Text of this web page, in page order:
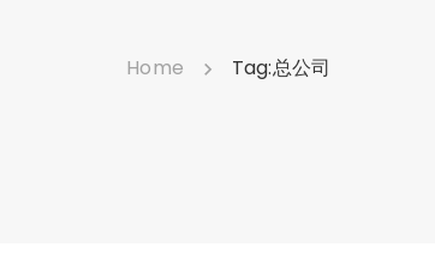
Home Tag:总公司